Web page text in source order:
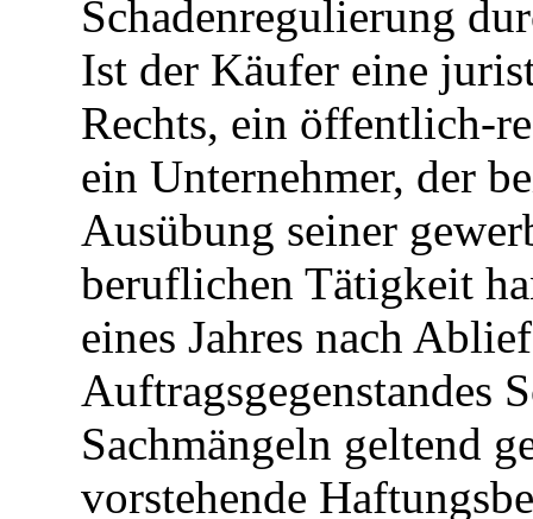
Schadenregulierung
Ist der Käufer eine
Rechts, ein öffentlich-
ein Unternehmer, der
Ausübung seiner
beruflichen Tätigkeit
eines Jahres nach
Auftragsgegenstandes
Sachmängeln geltend
vorstehende